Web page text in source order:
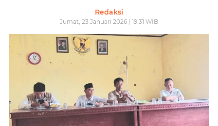
Redaksi
Jumat, 23 Januari 2026 | 19:31 WIB